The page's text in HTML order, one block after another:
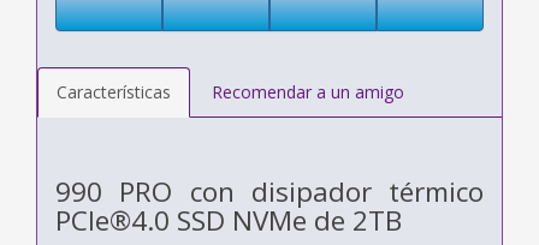
Características Recomendar a un amigo
990 PRO con disipador térmico
PCIe®4.0 SSD NVMe de 2TB